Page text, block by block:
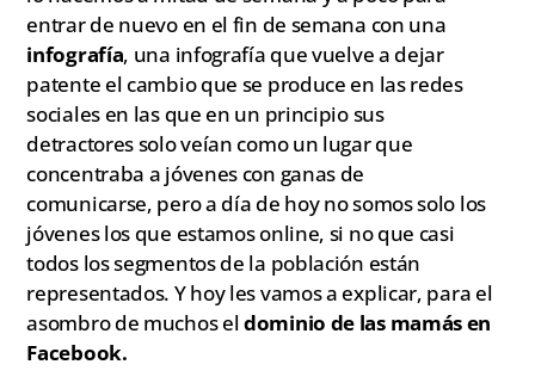
entrar de nuevo en el fin de semana con una
infografía, una infografía que vuelve a dejar
patente el cambio que se produce en las redes
sociales en las que en un principio sus
detractores solo veían como un lugar que
concentraba a jóvenes con ganas de
comunicarse, pero a día de hoy no somos solo los
jóvenes los que estamos online, si no que casi
todos los segmentos de la población están
representados. Y hoy les vamos a explicar, para el
asombro de muchos eldominio de las mamás en
Facebook.